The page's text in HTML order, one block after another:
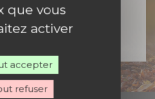
que vous
activer
accepter
refuser